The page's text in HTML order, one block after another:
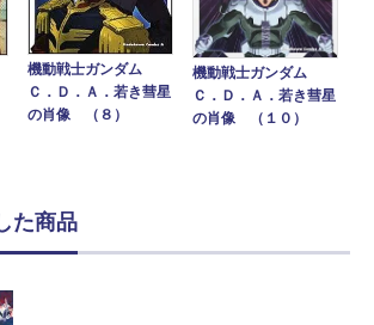
機動戦士ガンダム
Ｃ．Ｄ．Ａ．若き彗星
の肖像 （８）
機動戦士ガンダム
Ｃ．Ｄ．Ａ．若き彗星
の肖像 （１０）
た商品